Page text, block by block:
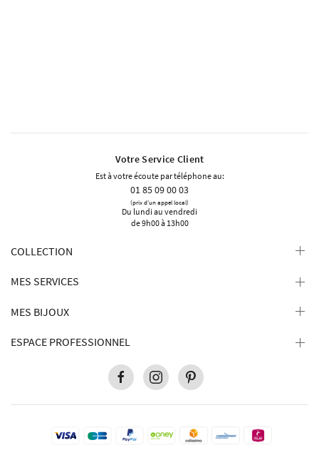
Votre Service Client
Est à votre écoute par téléphone au:
01 85 09 00 03
(prix d'un appel local)
Du lundi au vendredi
de 9h00 à 13h00
COLLECTION
MES SERVICES
MES BIJOUX
ESPACE PROFESSIONNEL